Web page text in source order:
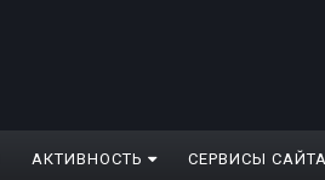
АКТИВНОСТЬ СЕРВИСЫ САЙТА